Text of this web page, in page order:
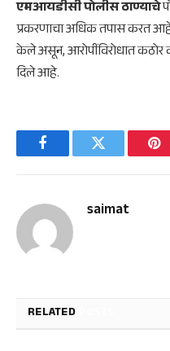
एमआयडीसी पोलीस ठाण्याचे
प्रकरणाचा अधिक तपास करत
केले असून, आरोपींविरोधात
दिले आहे.
FacebookTwitter
saimat
RELATED